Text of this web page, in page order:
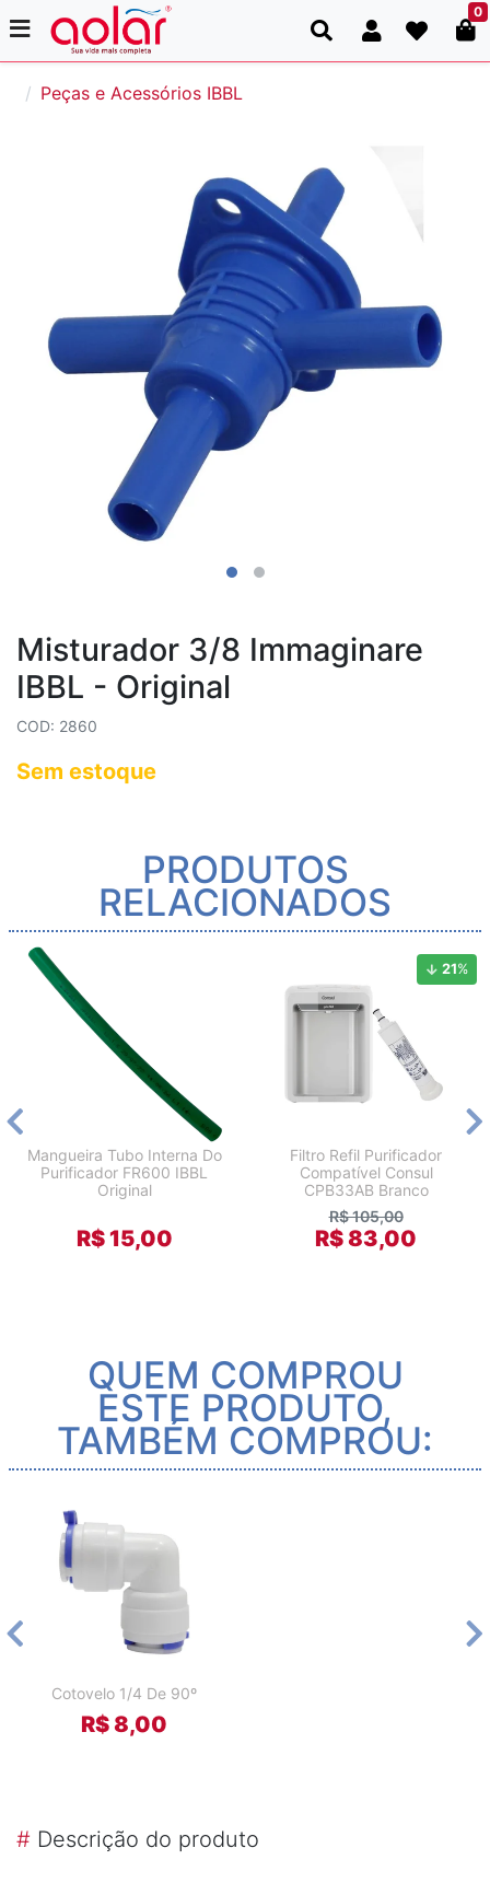
0
Peças e Acessórios IBBL
Misturador 3/8 Immaginare
IBBL - Original
COD: 2860
Sem estoque
PRODUTOS
RELACIONADOS
Mangueira Tubo Interna Do
Purificador FR600 IBBL
Original
R$ 15,00
21%
Filtro Refil Purificador
Compatível Consul
CPB33AB Branco
R$ 105,00
R$ 83,00
QUEM COMPROU
ESTE PRODUTO,
TAMBÉM COMPROU:
Cotovelo 1/4 De 90º
R$ 8,00
# Descrição do produto